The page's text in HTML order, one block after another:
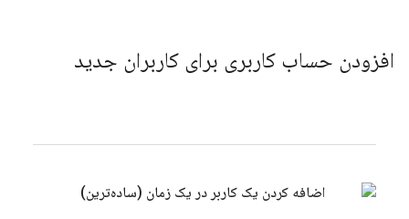
افزودن حساب کاربری برای کاربران جدید
اضافه کردن یک کاربر در یک زمان (ساده‌ترین)